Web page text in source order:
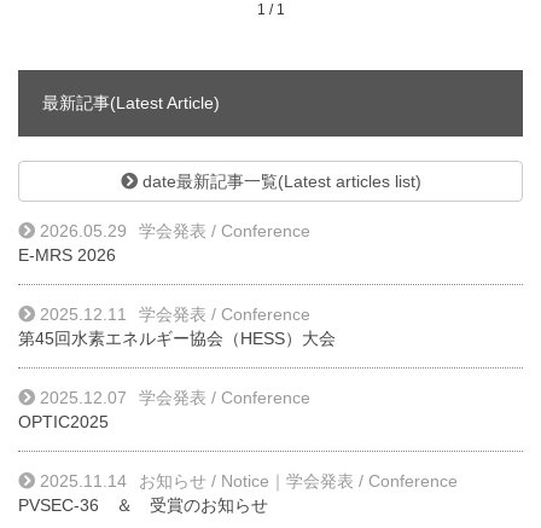
1 / 1
最新記事(Latest Article)
date最新記事一覧(Latest articles list)
2026.05.29
学会発表 / Conference
E-MRS 2026
2025.12.11
学会発表 / Conference
第45回水素エネルギー協会（HESS）大会
2025.12.07
学会発表 / Conference
OPTIC2025
2025.11.14 お知らせ / Notice
学会発表 / Conference
PVSEC-36 ＆ 受賞のお知らせ